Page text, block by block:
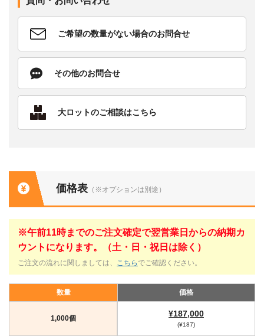
ご希望の数量がない場合のお問合せ
その他のお問合せ
大ロットのご相談はこちら
価格表 （※オプションは別途）
※午前11時までのご注文確定で翌営業日からの納期カ
ウントになります。（土・日・祝日は除く）
ご注文の流れに関しましては、 こちら でご確認ください。
数量 価格
1,000個 ¥187,000
(¥187)